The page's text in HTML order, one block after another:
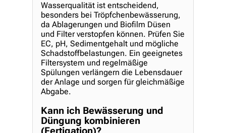
Wasserqualität ist entscheidend,
besonders bei Tröpfchenbewässerung,
da Ablagerungen und Biofilm Düsen
und Filter verstopfen können. Prüfen Sie
EC, pH, Sedimentgehalt und mögliche
Schadstoffbelastungen. Ein geeignetes
Filtersystem und regelmäßige
Spülungen verlängern die Lebensdauer
der Anlage und sorgen für gleichmäßige
Abgabe.
Kann ich Bewässerung und
Düngung kombinieren